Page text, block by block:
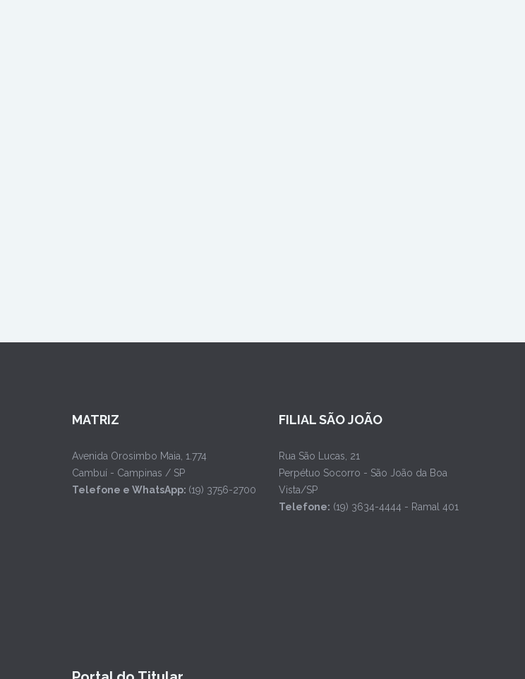
MATRIZ
Avenida Orosimbo Maia, 1.774
Cambuí - Campinas / SP
Telefone e WhatsApp: (19) 3756-2700
FILIAL SÃO JOÃO
Rua São Lucas, 21
Perpétuo Socorro - São João da Boa
Vista/SP
Telefone: (19) 3634-4444 - Ramal 401